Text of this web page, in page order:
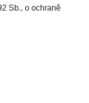
Sb., o ochraně